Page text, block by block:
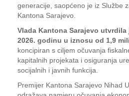
generacije, saopćeno je iz Službe
Kantona Sarajevo.
Vlada Kantona Sarajevo
2026. godinu u iznosu od 1,9
koncipiran s ciljem očuvanja
kapitalnih projekata i osiguranja
socijalnih i javnih funkcija.
Premijer Kantona Sarajevo Nihad